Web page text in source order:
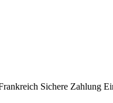
Sichere Zahlung